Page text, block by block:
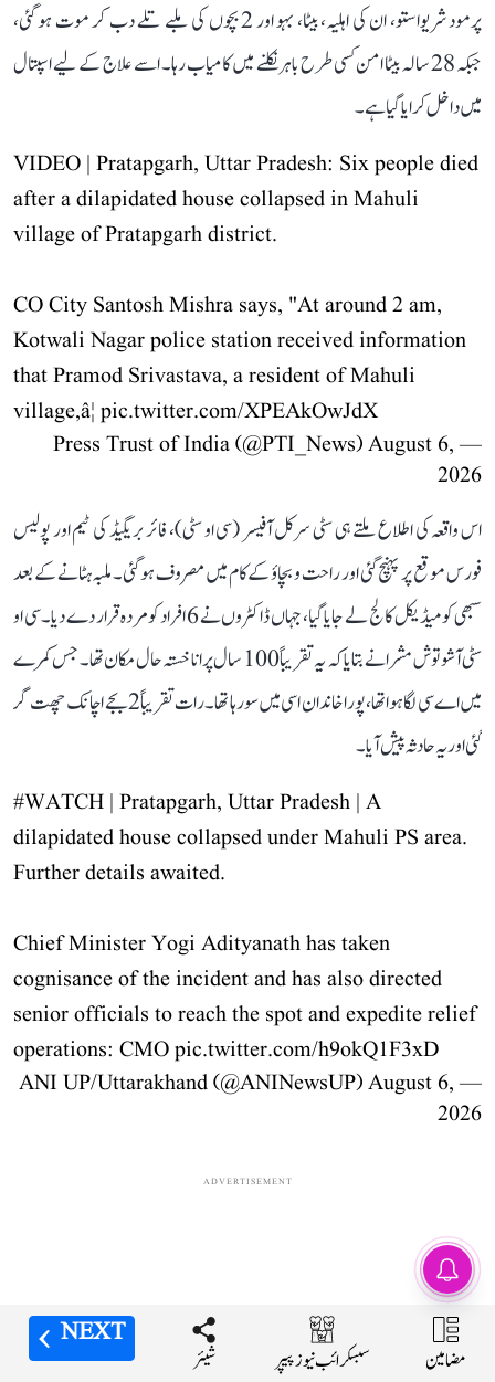
مضامین سبسکرائب نیوز پیپر شیئر
NEXT
مضامین سبسکرائب نیوز پیپر شیئر
NEXT
مضامین سبسکرائب نیوز پیپر شیئر
NEXT
پرمود شریواستو، ان کی اہلیہ، بیٹا، بہو اور 2 بچوں کی ملبے تلے دب کر موت ہو گئی،
جبکہ 28 سالہ بیٹا امن کسی طرح باہر نکلنے میں کامیاب رہا۔ اسے علاج کے لیے اسپتال
میں داخل کرایا گیا ہے۔
VIDEO | Pratapgarh, Uttar Pradesh: Six people died
after a dilapidated house collapsed in Mahuli
village of Pratapgarh district.
CO City Santosh Mishra says, "At around 2 am,
Kotwali Nagar police station received information
that Pramod Srivastava, a resident of Mahuli
village,â¦ pic.twitter.com/XPEAkOwJdX
— Press Trust of India (@PTI_News)
August 6,
2026
اس واقعہ کی اطلاع ملتے ہی سٹی سرکل آفیسر (سی او سٹی)، فائر بریگیڈ کی ٹیم اور پولیس
فورس موقع پر پہنچ گئی اور راحت و بچاؤ کے کام میں مصروف ہو گئی۔ ملبہ ہٹانے کے بعد
سبھی کو میڈیکل کالج لے جایا گیا، جہاں ڈاکٹروں نے 6 افراد کو مردہ قرار دے دیا۔ سی او
سٹی آشوتوش مشرا نے بتایا کہ یہ تقریباً 100 سال پرانا خستہ حال مکان تھا۔ جس کمرے
میں اے سی لگا ہوا تھا، پورا خاندان اسی میں سو رہا تھا۔ رات تقریباً 2 بجے اچانک چھت گر
گئی اور یہ حادثہ پیش آیا۔
#WATCH | Pratapgarh, Uttar Pradesh | A
dilapidated house collapsed under Mahuli PS area.
Further details awaited.
Chief Minister Yogi Adityanath has taken
cognisance of the incident and has also directed
senior officials to reach the spot and expedite relief
operations: CMOpic.twitter.com/h9okQ1F3xD
— ANI UP/Uttarakhand (@ANINewsUP)
August 6,
2026
ADVERTISEMENT
وزیراعلیٰ یوگی آدتیہ ناتھ نے بھی اس حادثے کا نوٹس لیا ہے۔ انہوں نے حادثے پر
مضامین سبسکرائب نیوز پیپر شیئر
NEXT